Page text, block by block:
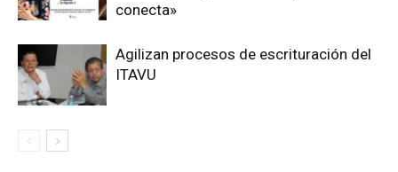
conecta»
Agilizan procesos de escrituración del
ITAVU